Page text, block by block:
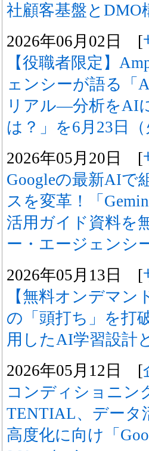
社顧客基盤とDMO
2026年06月02日 [
【役職者限定】
ェンシーが語る「
リアル―分析をAI
は？」を6月23日
2026年05月20日 [
Googleの最新AIで
スを変革！「
活用ガイド資料を
ー・エージェンシ
2026年05月13日 [
【無料オンデマン
の「頭打ち」を打
用したAI学習設計
2026年05月12日 [
コンディショニン
TENTIAL、データ
高度化に向け「